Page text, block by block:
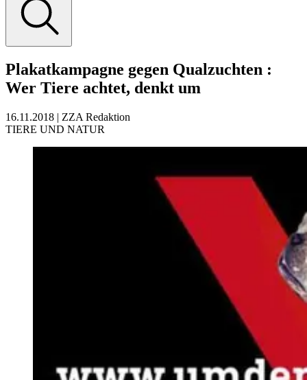
Plakatkampagne gegen Qualzuchten :
Wer Tiere achtet, denkt um
16.11.2018 | ZZA Redaktion
TIERE UND NATUR